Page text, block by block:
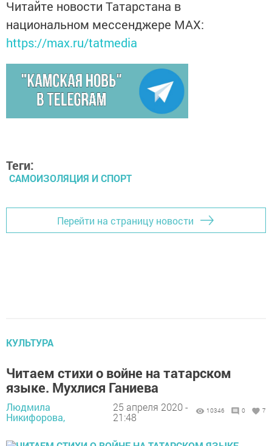
Читайте новости Татарстана в
национальном мессенджере MАХ:
https://max.ru/tatmedia
Теги:
САМОИЗОЛЯЦИЯ И СПОРТ
Перейти на страницу новости
КУЛЬТУРА
Читаем стихи о войне на татарском
языке. Мухлися Ганиева
Людмила
Никифорова,
25 апреля 2020 -
21:48
10346 0 7